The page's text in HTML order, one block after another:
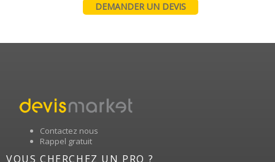
DEMANDER UN DEVIS
Contactez nous
Rappel gratuit
VOUS CHERCHEZ UN PRO ?